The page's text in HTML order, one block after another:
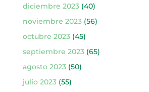
diciembre 2023(40)
noviembre 2023(56)
octubre 2023(45)
septiembre 2023(65)
agosto 2023(50)
julio 2023(55)